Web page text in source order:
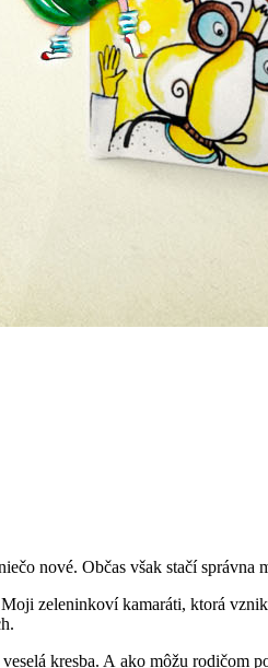
nové. Občas však stačí správna
zeleninkoví kamaráti, ktorá
kresba. A ako môžu